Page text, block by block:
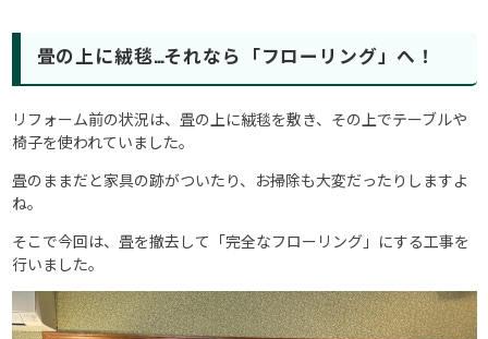
畳の上に絨毯…それなら「フローリング」へ！
リフォーム前の状況は、畳の上に絨毯を敷き、その上でテーブルや
椅子を使われていました。
畳のままだと家具の跡がついたり、お掃除も大変だったりしますよ
ね。
そこで今回は、畳を撤去して「完全なフローリング」にする工事を
行いました。